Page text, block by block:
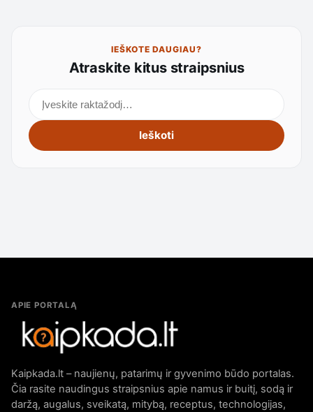
IEŠKOTE DAUGIAU?
Atraskite kitus straipsnius
Ieškoti
APIE PORTALĄ
Kaipkada.lt – naujienų, patarimų ir gyvenimo būdo portalas.
Čia rasite naudingus straipsnius apie namus ir buitį, sodą ir
daržą, augalus, sveikatą, mitybą, receptus, technologijas,